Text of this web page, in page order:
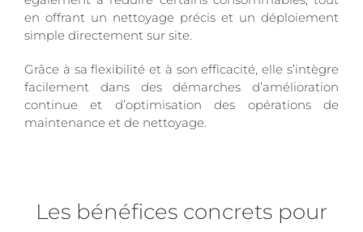
en offrant un nettoyage précis et un déploiement
simple directement sur site.
Grâce à sa flexibilité et à son efficacité, elle s’intègre
facilement dans des démarches d’amélioration
continue et d’optimisation des opérations de
maintenance et de nettoyage.
Les bénéfices concrets pour